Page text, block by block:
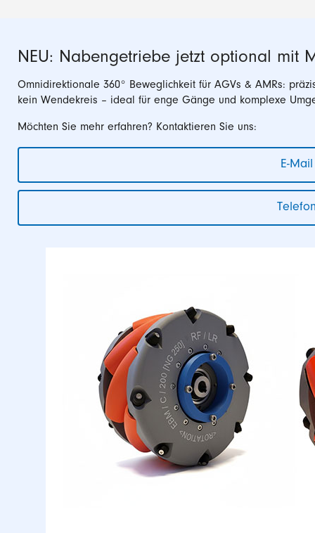
NEU: Nabengetriebe jetzt optional mit
Omnidirektionale 360° Beweglichkeit für AGVs & AMRs:
kein Wendekreis – ideal für enge Gänge und komplexe
Möchten Sie mehr erfahren? Kontaktieren Sie uns:
E-Mail